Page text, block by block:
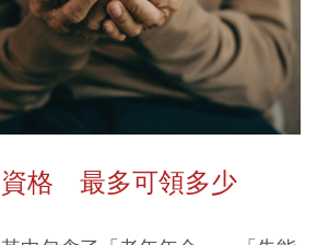
資格 最多可領多少